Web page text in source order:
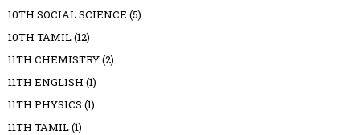
10TH SOCIAL SCIENCE (5)
10TH TAMIL(12)
11TH CHEMISTRY(2)
11TH ENGLISH (1)
11TH PHYSICS (1)
11TH TAMIL(1)